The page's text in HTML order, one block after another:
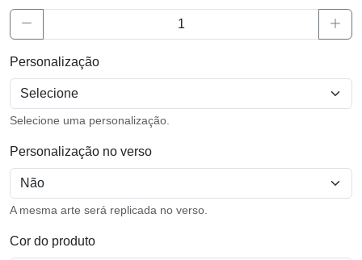
Personalização
Selecione uma personalização.
Personalização no verso
A mesma arte será replicada no verso.
Cor do produto